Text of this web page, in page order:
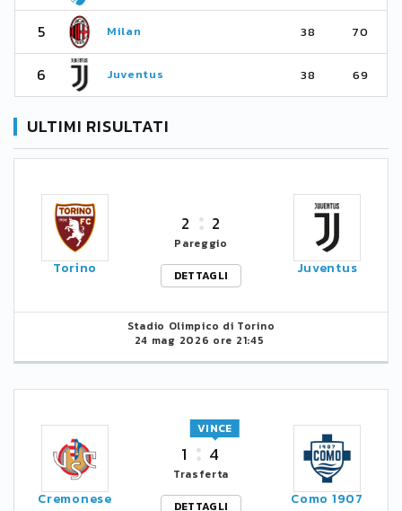
5 Milan 38 70
6 Juventus 38 69
ULTIMI RISULTATI
Torino
2 2
Pareggio
DETTAGLI
Juventus
Stadio Olimpico di Torino
24 mag 2026 ore 21:45
Cremonese
1 4
VINCE
Trasferta
DETTAGLI
Como 1907